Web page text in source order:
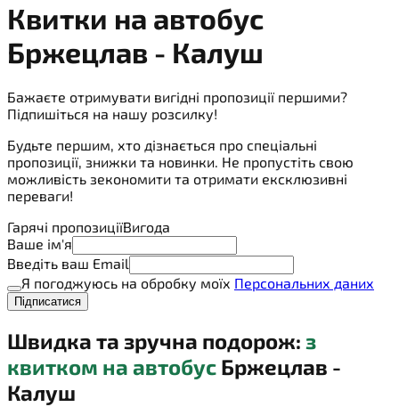
Квитки на автобус
Бржецлав - Калуш
Бажаєте отримувати вигідні пропозиції першими?
Підпишіться на нашу розсилку!
Будьте першим, хто дізнається про спеціальні
пропозиції, знижки та новинки. Не пропустіть свою
можливість зекономити та отримати ексклюзивні
переваги!
Гарячі пропозиціїВигода
Ваше ім'я
Введіть ваш Email
Я погоджуюсь на обробку моїх Персональних даних
Підписатися
Швидка та зручна подорож: з
квитком на автобус Бржецлав -
Калуш